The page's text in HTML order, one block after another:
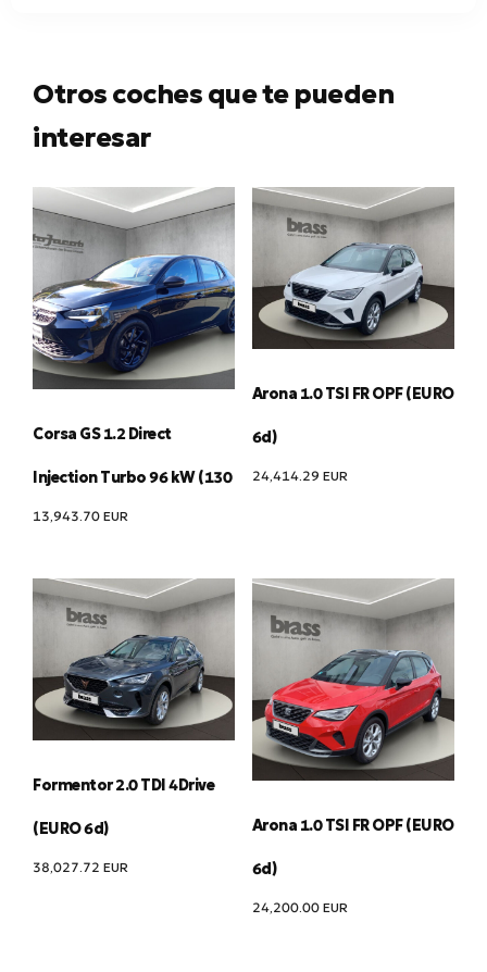
Otros coches que te pueden
interesar
Corsa GS 1.2 Direct
Injection Turbo 96 kW (130
13,943.70 EUR
Arona 1.0 TSI FR OPF (EURO
6d)
24,414.29 EUR
Formentor 2.0 TDI 4Drive
(EURO 6d)
38,027.72 EUR
Arona 1.0 TSI FR OPF (EURO
6d)
24,200.00 EUR